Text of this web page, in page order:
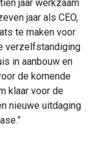
jaar werkzaam
jaar als CEO,
te maken voor
verzelfstandiging
in aanbouw en
de komende
klaar voor de
nieuwe uitdaging